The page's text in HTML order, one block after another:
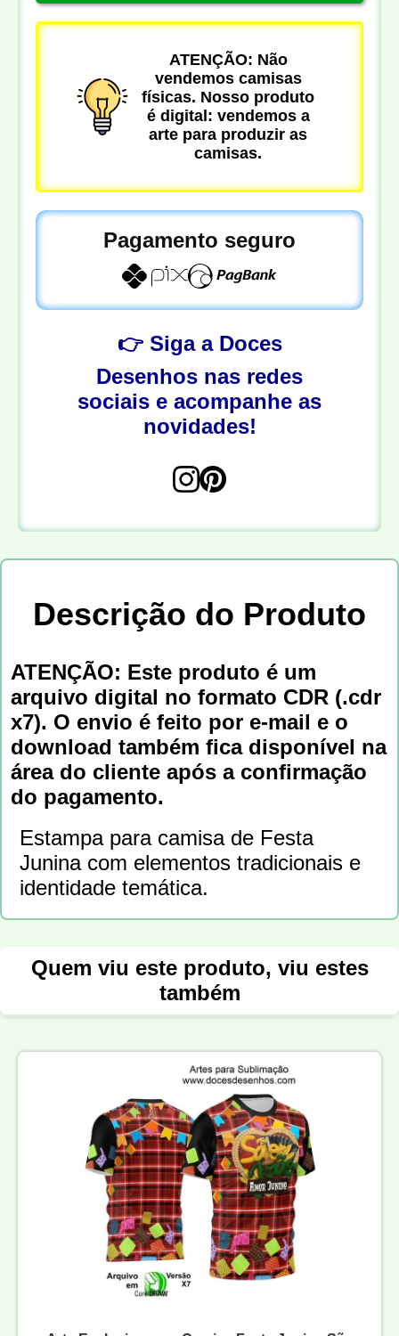
ATENÇÃO: Não
vendemos camisas
físicas. Nosso produto
é digital: vendemos a
arte para produzir as
camisas.
Pagamento seguro
👉 Siga a Doces
Desenhos nas redes
sociais e acompanhe as
novidades!
Descrição do Produto
ATENÇÃO: Este produto é um
arquivo digital no formato CDR (.cdr
x7). O envio é feito por e-mail e o
download também fica disponível na
área do cliente após a confirmação
do pagamento.
Estampa para camisa de Festa
Junina com elementos tradicionais e
identidade temática.
Quem viu este produto, viu estes
também